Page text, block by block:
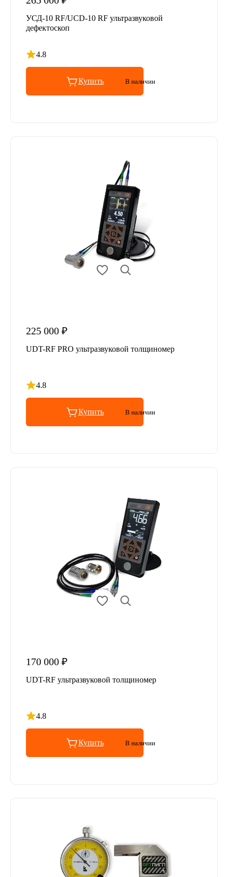
УСД-10 RF/UCD-10 RF ультразвуковой
дефектоскоп
4.8
Рейтинг 4.8 из 5
Купить В наличии
225 000 ₽
UDT-RF PRO ультразвуковой толщиномер
4.8
Рейтинг 4.8 из 5
Купить В наличии
170 000 ₽
UDT-RF ультразвуковой толщиномер
4.8
Рейтинг 4.8 из 5
Купить В наличии